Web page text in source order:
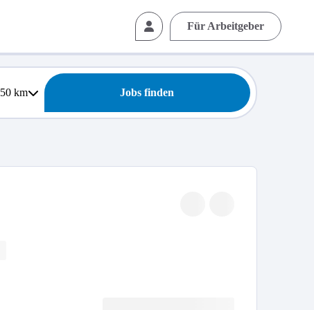
Für Arbeitgeber
50km Jobs finden